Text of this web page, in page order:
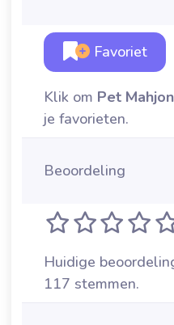
Favoriet
Klik om Pet
je favorieten.
Beoordeling
Huidige
117 stemmen.